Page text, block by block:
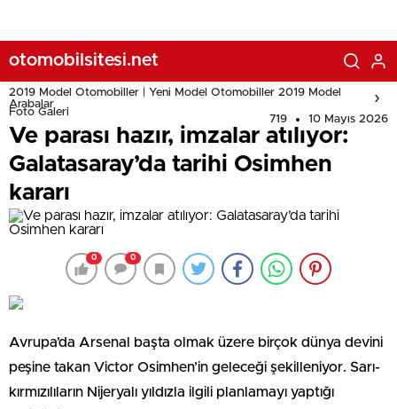
otomobilsitesi.net
2019 Model Otomobiller | Yeni Model Otomobiller 2019 Model
Arabalar
Foto Galeri
719 10 Mayıs 2026
Ve parası hazır, imzalar atılıyor:
Galatasaray’da tarihi Osimhen
kararı
0 0
Avrupa’da Arsenal başta olmak üzere birçok dünya devini
peşine takan Victor Osimhen’in geleceği şekilleniyor. Sarı-
kırmızılıların Nijeryalı yıldızla ilgili planlamayı yaptığı